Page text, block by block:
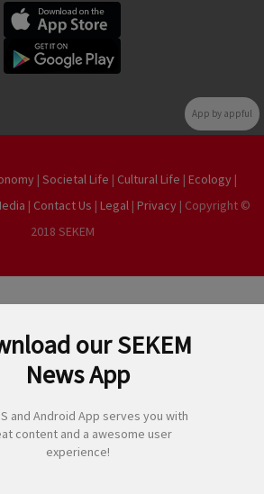
App by appful
| Societal Life | Cultural Life | Ecology |
| Contact Us | Legal| Privacy | Copyright ©
2018 SEKEM
our SEKEM
News App
and Android App serves you with
content and a awesome user
experience!